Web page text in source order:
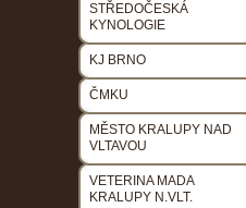
STŘEDOČESKÁ
KYNOLOGIE
KJ BRNO
ČMKU
MĚSTO KRALUPY NAD
VLTAVOU
VETERINA MADA
KRALUPY N.VLT.